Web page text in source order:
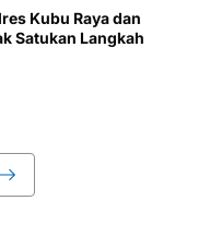
Kubu Raya dan
Satukan Langkah